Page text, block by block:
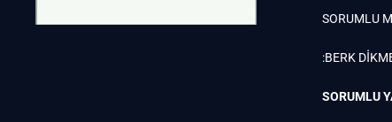
SORUMLU
:BERK
SORUMLU